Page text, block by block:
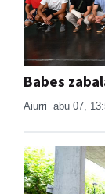
Babes
Aiurri abu 07,